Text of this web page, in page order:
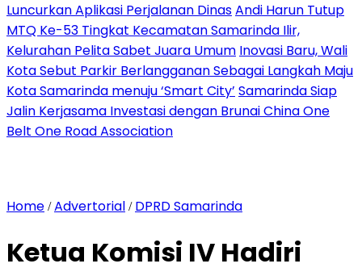
Luncurkan Aplikasi Perjalanan DinasAndi Harun Tutup
MTQ Ke-53 Tingkat Kecamatan Samarinda Ilir,
Kelurahan Pelita Sabet Juara Umum Inovasi Baru, Wali
Kota Sebut Parkir Berlangganan Sebagai Langkah Maju
Kota Samarinda menuju ‘Smart City’ Samarinda Siap
Jalin Kerjasama Investasi dengan Brunai China One
Belt One Road Association
Home /Advertorial / DPRD Samarinda
Ketua Komisi IV Hadiri